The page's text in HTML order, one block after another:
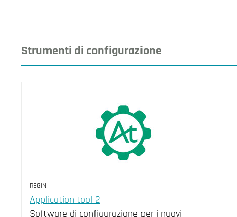
Strumenti di configurazione
REGIN
Application tool 2
Software di configurazione per i nuovi